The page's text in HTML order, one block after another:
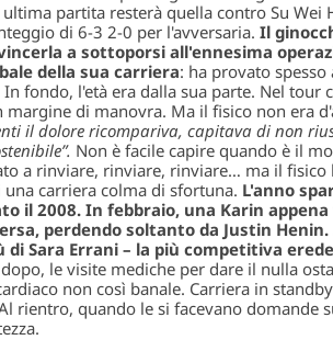
ultima partita resterà quella contro Su
di 6-3 2-0 per l'avversaria. Il
a sottoporsi all'ennesima
della sua carriera: ha provato
fondo, l'età era dalla sua parte. Nel tour
margine di manovra. Ma il fisico non era
il dolore ricompariva, capitava di non
Non è facile capire quando è il
a rinviare, rinviare, rinviare… ma il fisico
carriera colma di sfortuna. L'anno
il 2008. In febbraio, una Karin
perdendo soltanto da Justin
di Sara Errani – la più competitiva
le visite mediche per dare il nulla
non così banale. Carriera in
rientro, quando le si facevano domande